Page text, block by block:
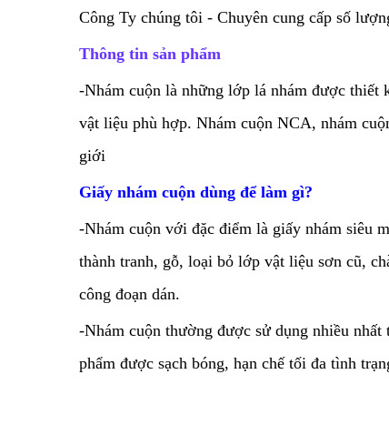
Công Ty chúng tôi - Chuyên cung cấp số
Thông tin sản phẩm
-Nhám cuộn là những lớp lá nhám được thiết
vật liệu phù hợp. Nhám cuộn NCA, nhám
giới
Giấy nhám cuộn dùng để làm gì?
-Nhám cuộn với đặc điểm là giấy nhám siêu
thành tranh, gỗ, loại bỏ lớp vật liệu sơn cũ,
công đoạn dán.
-Nhám cuộn thường được sử dụng nhiều nhất
phẩm được sạch bóng, hạn chế tối đa tình